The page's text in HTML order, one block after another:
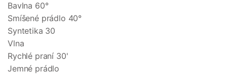
Bavlna 60°
Smíšené prádlo 40°
Syntetika 30
Vlna
Rychlé praní 30'
Jemné prádlo